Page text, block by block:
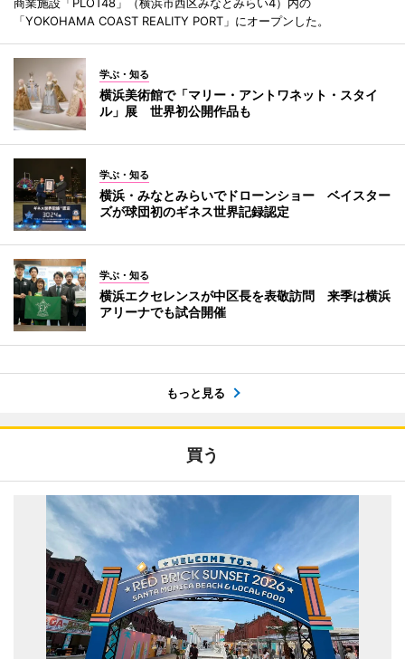
「YOKOHAMA COAST REALITY PORT」にオープンした。
学ぶ・知る
横浜美術館で「マリー・アントワネット・スタイ
ル」展 世界初公開作品も
学ぶ・知る
横浜・みなとみらいでドローンショー ベイスター
ズが球団初のギネス世界記録認定
学ぶ・知る
横浜エクセレンスが中区長を表敬訪問 来季は横浜
アリーナでも試合開催
もっと見る
買う